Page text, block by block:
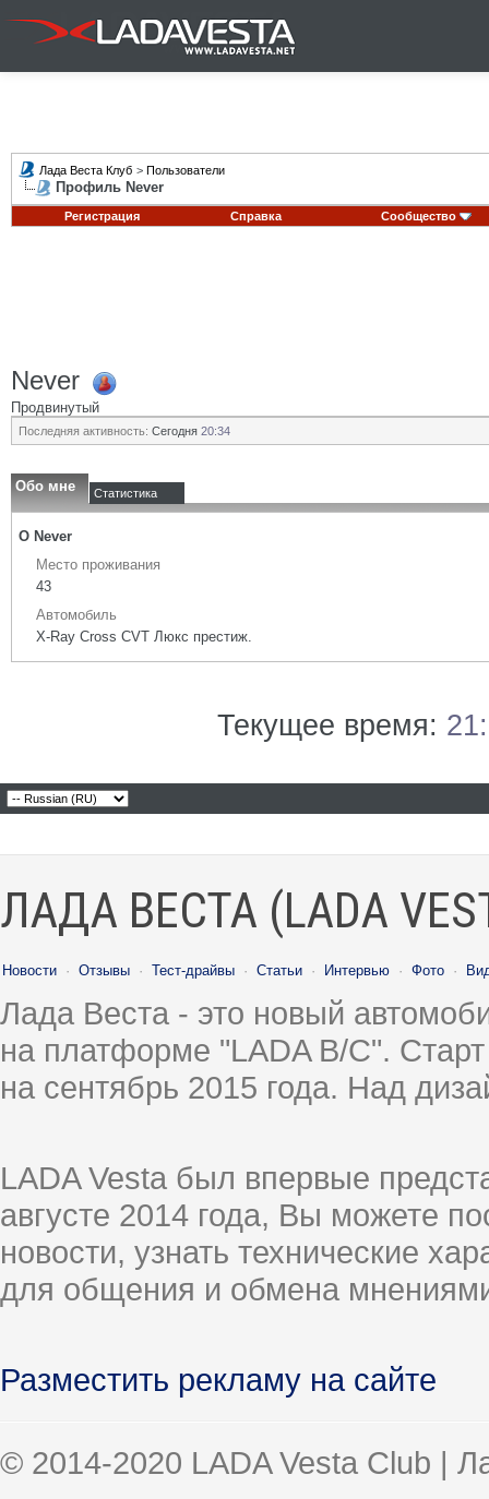
Лада Веста Клуб > Пользователи
Профиль Never
Регистрация Справка Сообщество
Never
Продвинутый
Последняя активность: Сегодня 20:34
Обо мне Статистика
О Never
Место проживания
43
Автомобиль
X-Ray Cross CVT Люкс престиж.
Текущее время:
ЛАДА ВЕСТА (LADA
Новости · Отзывы · Тест-драйвы · Статьи · Интервью · Фото ·
Лада Веста - это новый
на платформе "LADA B/C".
на сентябрь 2015 года. Над
LADA Vesta был впервые
августе 2014 года, Вы можете
новости, узнать технические
для общения и обмена
Разместить рекламу на сайте
© 2014-2020 LADA Vesta Club |